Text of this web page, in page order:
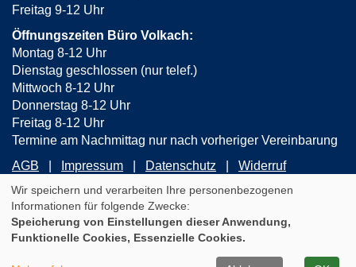
Freitag 9-12 Uhr
Öffnungszeiten Büro Volkach:
Montag 8-12 Uhr
Dienstag geschlossen (nur telef.)
Mittwoch 8-12 Uhr
Donnerstag 8-12 Uhr
Freitag 8-12 Uhr
Termine am Nachmittag nur nach vorheriger Vereinbarung
AGB
Impressum Datenschutz Widerruf
Cookie Einstellungen
WIDERRUFSFORMULAR
Kontrast
Wir speichern und verarbeiten Ihre personenbezogenen
Informationen für folgende Zwecke:
Speicherung von Einstellungen dieser Anwendung,
Funktionelle Cookies, Essenzielle Cookies.